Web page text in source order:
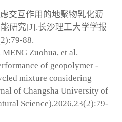
交互作用的地聚物乳化沥
研究[J].长沙理工大学学报
88.
Zuohua, et al.
of geopolymer -
mixture considering
of Changsha University of
Science),2026,23(2):79-